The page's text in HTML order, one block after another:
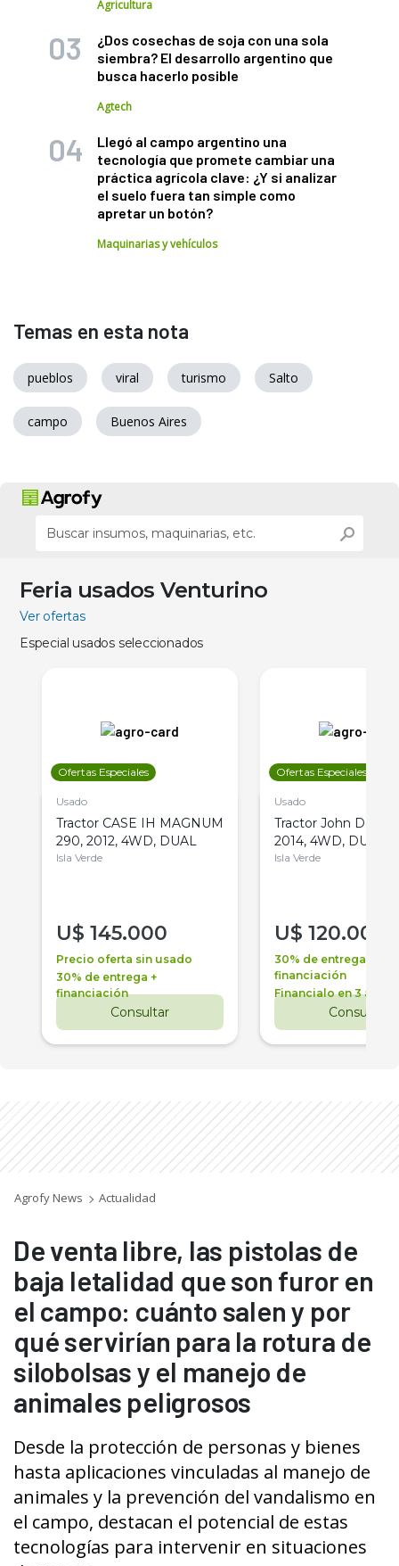
Agricultura
¿Dos cosechas de soja con una sola
siembra? El desarrollo argentino que
busca hacerlo posible
Agtech
Llegó al campo argentino una
tecnología que promete cambiar una
práctica agrícola clave: ¿Y si analizar
el suelo fuera tan simple como
apretar un botón?
Maquinarias y vehículos
Temas en esta nota
pueblos viral turismo Salto
campo Buenos Aires
Feria usados Venturino
Ver ofertas
Especial usados seleccionados
Ofertas Especiales
Usado
Tractor CASE IH MAGNUM
290, 2012, 4WD, DUAL
Isla Verde
U$ 145.000
Precio oferta sin usado
30% de entrega +
financiación
Consultar
Ofertas Especiales
Usado
Tractor John Deere
2014, 4WD, DUAL
Isla Verde
U$ 120.000
30% de entrega +
financiación
Financialo en 3 años
Consultar
Agrofy News Actualidad
De venta libre, las pistolas de
baja letalidad que son furor en
el campo: cuánto salen y por
qué servirían para la rotura de
silobolsas y el manejo de
animales peligrosos
Desde la protección de personas y bienes
hasta aplicaciones vinculadas al manejo de
animales y la prevención del vandalismo en
el campo, destacan el potencial de estas
tecnologías para intervenir en situaciones